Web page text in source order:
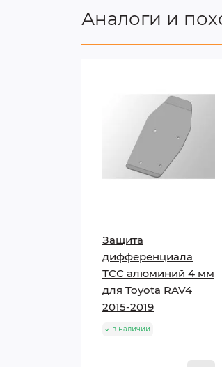
Аналоги и
Защита
дифференциала
ТСС алюминий 4 мм
для Toyota RAV4
2015-2019
в наличии